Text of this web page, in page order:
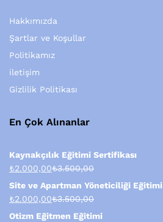
Hakkımızda
Şartlar ve Koşullar
Politikamız
iletişim
Gizlilik Politikası
En Çok Alınanlar
Kaynakçılık Eğitimi Sertifikası
₺2.000,00₺3.500,00
Site ve Apartman Yöneticiliği Eğitimi
₺2.000,00₺3.500,00
Otizm Eğitmen Eğitimi